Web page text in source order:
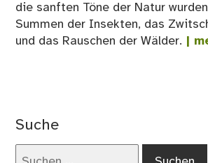
die sanften Töne der Natur
Summen der Insekten, das
und das Rauschen der Wälder. |
Suche